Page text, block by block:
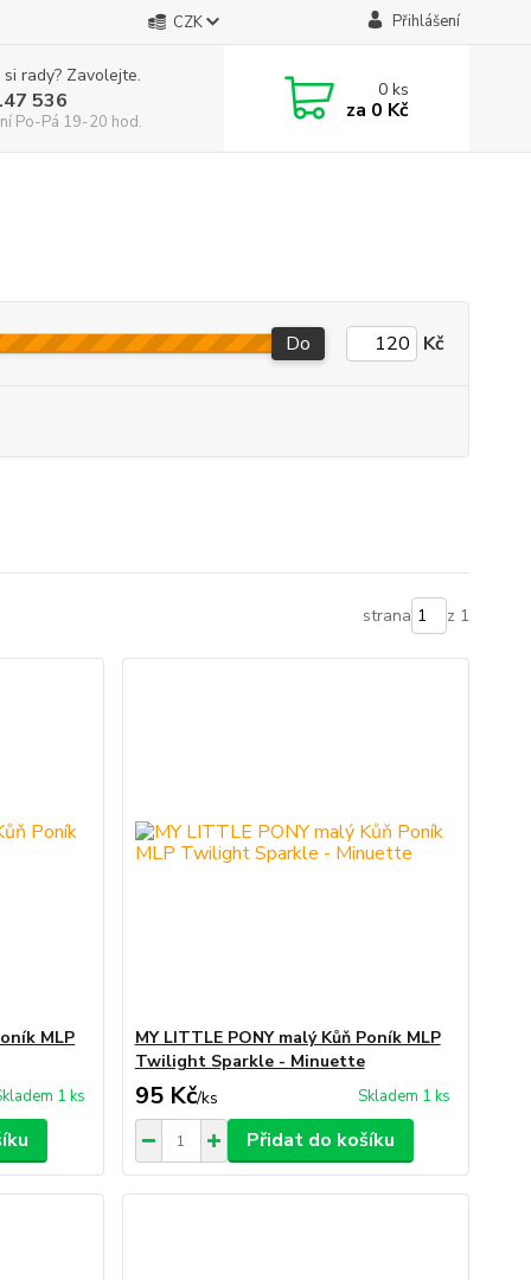
CZK Přihlášení
rady? Zavolejte.
536
Po-Pá 19-20 hod.
0ks
za 0 Kč
Do Kč
strana z 1
MLP
1 ks
MY LITTLE PONY malý Kůň Poník MLP
Twilight Sparkle - Minuette
95 Kč/ks Skladem 1 ks
Přidat do košíku